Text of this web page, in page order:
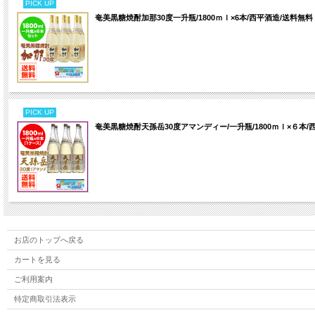
PICK UP
奄美黒糖焼酎加那30度一升瓶/1800ｍｌ×6本/西平酒造/送料無料
PICK UP
奄美黒糖焼酎天孫岳30度アマンディー/一升瓶/1800ｍｌ×６本/
お店のトップへ戻る
カートを見る
ご利用案内
特定商取引法表示